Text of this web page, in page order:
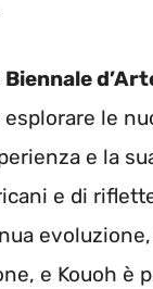
Biennale
le
e la
e di
e Kouoh è